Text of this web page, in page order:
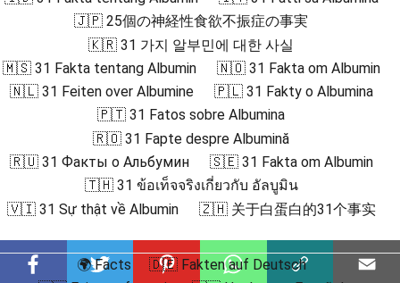
🇯🇵 25個の神経性食欲不振症の事実
🇰🇷 31 가지 알부민에 대한 사실
🇲🇸 31 Fakta tentang Albumin
🇳🇴 31 Fakta om Albumin
🇳🇱 31 Feiten over Albumine
🇵🇱 31 Fakty o Albumina
🇵🇹 31 Fatos sobre Albumina
🇷🇴 31 Fapte despre Albumină
🇷🇺 31 Факты о Альбумин
🇸🇪 31 Fakta om Albumin
🇹🇭 31 ข้อเท็จจริงเกี่ยวกับ อัลบูมิน
🇻🇮 31 Sự thật về Albumin
🇿🇭 关于白蛋白的31个事实
🌍 Facts
🇩🇪 Fakten auf Deutsch